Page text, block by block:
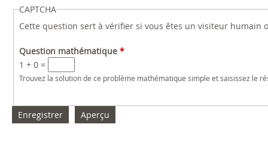
CAPTCHA
Cette question sert à vérifier si vous êtes un visiteur
Question mathématique *
1 + 0 =
Trouvez la solution de ce problème mathématique simple et saisissez le